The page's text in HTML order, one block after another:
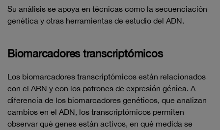
Su análisis se apoya en técnicas como la secuenciación
genética y otras herramientas de estudio del ADN.
Biomarcadores transcriptómicos
Los biomarcadores transcriptómicos están relacionados
con el ARN y con los patrones de expresión génica. A
diferencia de los biomarcadores genéticos, que analizan
cambios en el ADN, los transcriptómicos permiten
observar qué genes están activos, en qué medida se